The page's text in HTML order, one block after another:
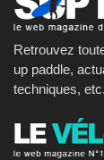
Retrouvez
up paddle,
techniques, etc.